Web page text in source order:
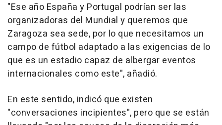
"Ese año España y Portugal podrían ser las
organizadoras del Mundial y queremos que
Zaragoza sea sede, por lo que necesitamos un
campo de fútbol adaptado a las exigencias de lo
que es un estadio capaz de albergar eventos
internacionales como este", añadió.
En este sentido, indicó que existen
"conversaciones incipientes", pero que se están